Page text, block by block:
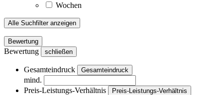
Wochen
Alle Suchfilter anzeigen
Bewertung
Bewertung schließen
Gesamteindruck Gesamteindruck
mind.
Preis-Leistungs-Verhältnis
Preis-Leistungs-Verhältnis